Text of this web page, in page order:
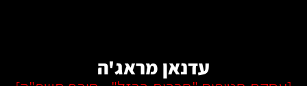
עדנאן מראג'ה